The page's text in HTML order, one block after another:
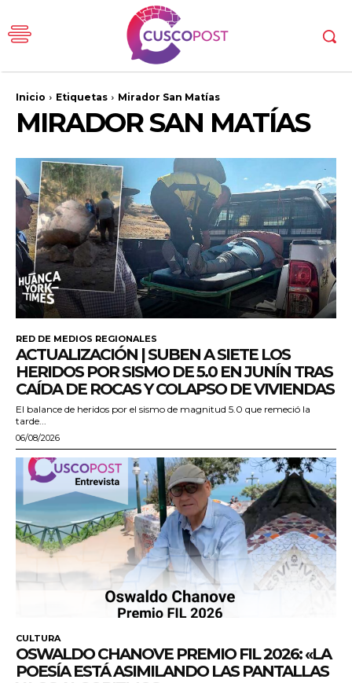
Inicio Etiquetas Mirador San Matías
MIRADOR SAN MATÍAS
RED DE MEDIOS REGIONALES
ACTUALIZACIÓN | SUBEN A SIETE LOS
HERIDOS POR SISMO DE 5.0 EN JUNÍN TRAS
CAÍDA DE ROCAS Y COLAPSO DE VIVIENDAS
El balance de heridos por el sismo de magnitud 5.0 que remeció la
tarde...
06/08/2026
CULTURA
OSWALDO CHANOVE PREMIO FIL 2026: «LA
POESÍA ESTÁ ASIMILANDO LAS PANTALLAS